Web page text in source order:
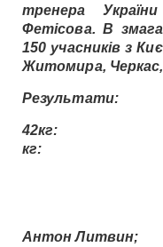
тренера
Фетісова. В
150 учасників з
Житомира, Черкас,
Результати:
кг:
Антон Литвин;